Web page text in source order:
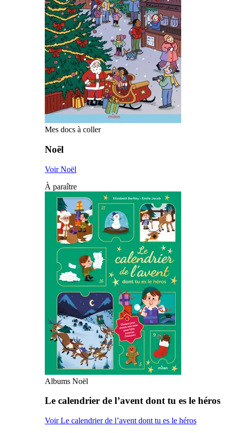
Mes docs à coller
Noël
Voir Noël
À paraître
Albums Noël
Le calendrier de l’avent dont tu es le héros
Voir Le calendrier de l’avent dont tu es le héros